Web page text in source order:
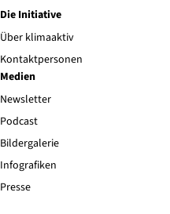
Die Initiative
Über klimaaktiv
Kontaktpersonen
Medien
Newsletter
Podcast
Bildergalerie
Infografiken
Presse